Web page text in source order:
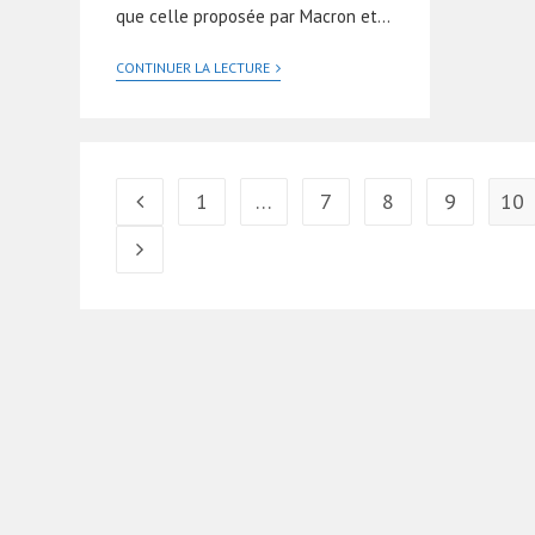
que celle proposée par Macron et…
CONTINUER LA LECTURE
1 … 7 8 9 10